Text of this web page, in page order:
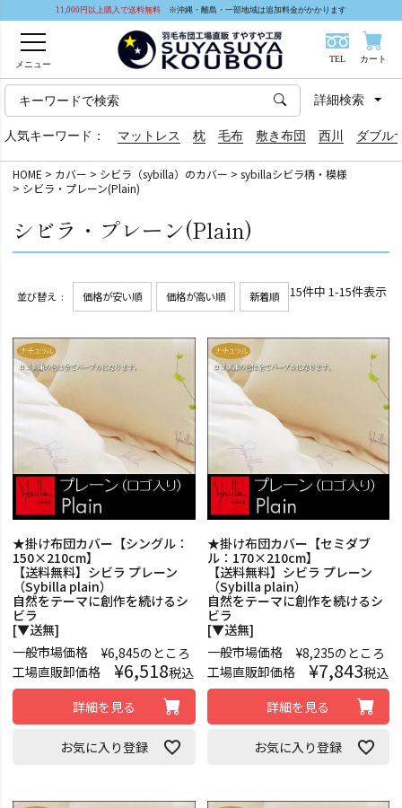
11,000円以上購入で送料無料 ※沖縄・離島・一部地域は追加料金がかかります
メニュー
TEL カート
人気キーワード： マットレス 枕 毛布 敷き布団 西川 ダブル
詳細検索
HOME カバー シビラ（sybilla）のカバー
sybillaシビラ柄・模様
シビラ・プレーン(Plain)
シビラ・プレーン(Plain)
並び替え 価格が安い順 価格が高い順 新着順 15件中 1-15件表示
★掛け布団カバー【シングル：
150×210cm】
【送料無料】シビラ プレーン
（Sybilla plain）
自然をテーマに創作を続けるシ
ビラ
[▼送無]
一般市場価格
¥6,845のところ
工場直販卸価格
¥6,518税込
詳細を見る
お気に入り登録
★掛け布団カバー【セミダブ
ル：170×210cm】
【送料無料】シビラ プレーン
（Sybilla plain）
自然をテーマに創作を続けるシ
ビラ
[▼送無]
一般市場価格
¥8,235のところ
工場直販卸価格
¥7,843税込
詳細を見る
お気に入り登録